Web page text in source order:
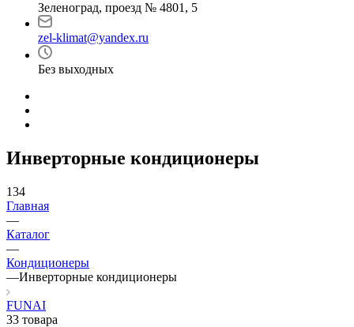
Зеленоград, проезд № 4801, 5
zel-klimat@yandex.ru
Без выходных
Инверторные кондиционеры
134
Главная
—
Каталог
—
Кондиционеры
—Инверторные кондиционеры
FUNAI
33 товара